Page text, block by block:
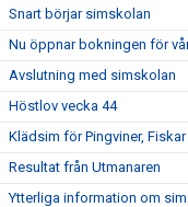
Snart börjar simskolan
Nu öppnar bokningen för
Avslutning med simskolan
Höstlov vecka 44
Klädsim för Pingviner, Fiskar
Resultat från Utmanaren
Ytterliga information om